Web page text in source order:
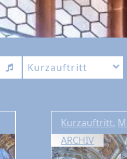
Kurzauftritt
Kurzauftritt,
ARCHIV